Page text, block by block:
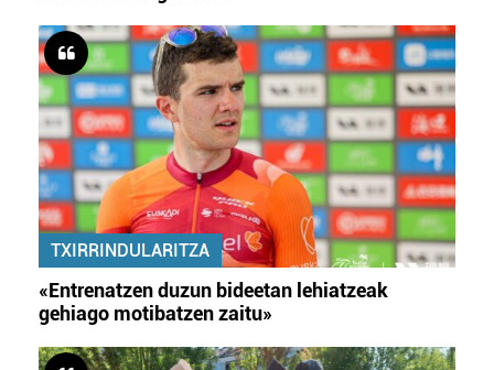
TXIRRINDULARITZA
«Entrenatzen duzun bideetan lehiatzeak
gehiago motibatzen zaitu»